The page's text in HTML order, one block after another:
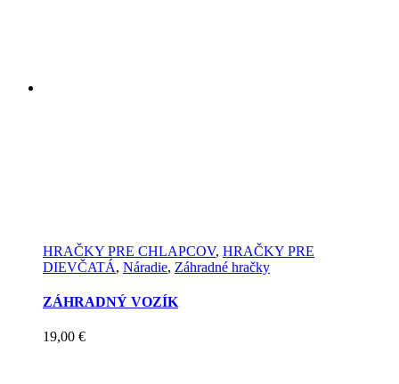
HRAČKY PRE CHLAPCOV, HRAČKY PRE
DIEVČATÁ, Náradie, Záhradné hračky
ZÁHRADNÝ VOZÍK
19,00 €